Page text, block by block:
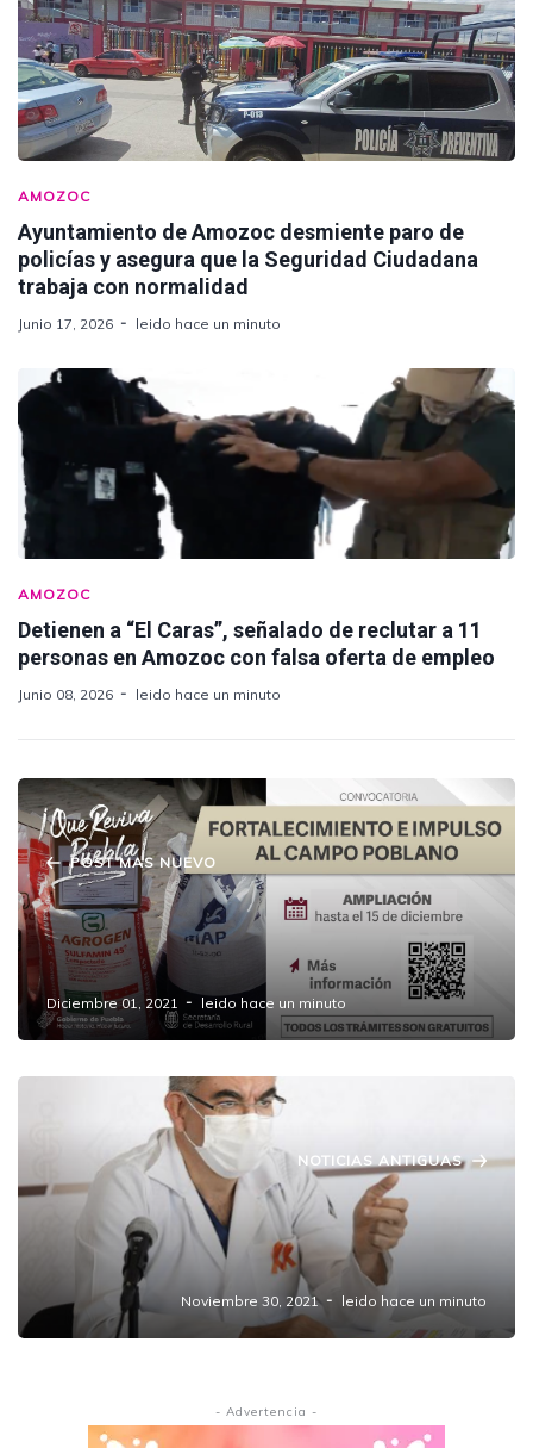
AMOZOC
Ayuntamiento de Amozoc desmiente paro de
policías y asegura que la Seguridad Ciudadana
trabaja con normalidad
Junio 17, 2026 leido hace un minuto
AMOZOC
Detienen a “El Caras”, señalado de reclutar a 11
personas en Amozoc con falsa oferta de empleo
Junio 08, 2026 leido hace un minuto
POST MAS NUEVO
Amplían período para participar en
programa Fortalecimiento al Campo
Poblano.
Diciembre 01, 2021 leido hace un minuto
NOTICIAS ANTIGUAS
Arrancará la jornada de vacunación para
jóvenes de 15 a 17 años de la zona
conurbada de Puebla.
Noviembre 30, 2021 leido hace un minuto
- Advertencia -